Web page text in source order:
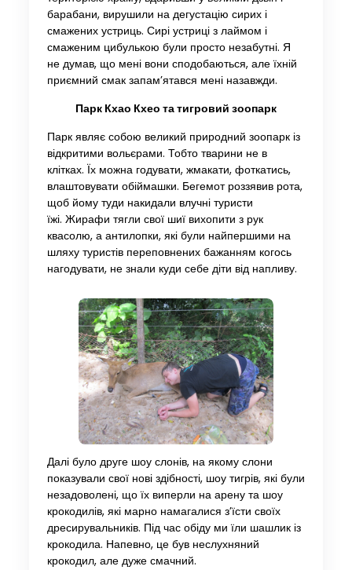
барабани, вирушили на дегустацію сирих і
смажених устриць. Сирі устриці з лаймом і
смаженим цибулькою були просто незабутні. Я
не думав, що мені вони сподобаються, але їхній
приємний смак запам’ятався мені назавжди.
Парк Кхао Кхео та тигровий зоопарк
Парк являє собою великий природний зоопарк із
відкритими вольєрами. Тобто тварини не в
клітках. Їх можна годувати, жмакати, фоткатись,
влаштовувати обіймашки. Бегемот роззявив рота,
щоб йому туди накидали влучні туристи
їжі. Жирафи тягли свої шиї вихопити з рук
квасолю, а антилопки, які були найпершими на
шляху туристів переповнених бажанням когось
нагодувати, не знали куди себе діти від напливу.
Далі було друге шоу слонів, на якому слони
показували свої нові здібності, шоу тигрів, які були
незадоволені, що їх виперли на арену та шоу
крокодилів, які марно намагалися з’їсти своїх
дресирувальників. Під час обіду ми їли шашлик із
крокодила. Напевно, це був неслухняний
крокодил, але дуже смачний.